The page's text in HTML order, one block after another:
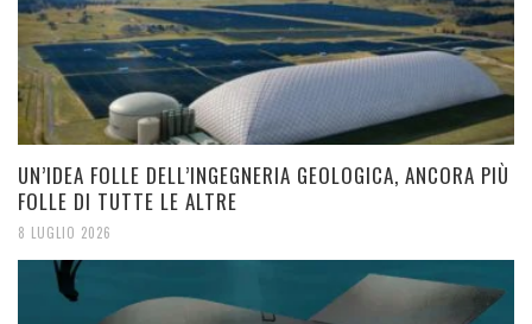
UN’IDEA FOLLE DELL’INGEGNERIA GEOLOGICA, ANCORA PIÙ
FOLLE DI TUTTE LE ALTRE
8 LUGLIO 2026